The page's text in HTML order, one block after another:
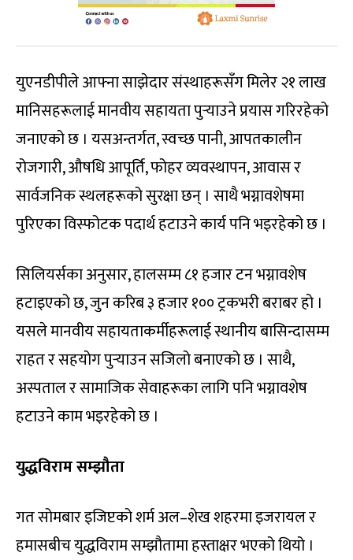
युएनडीपीले आफ्ना साझेदार संस्थाहरूसँग मिलेर २१ लाख
मानिसहरूलाई मानवीय सहायता पुर्‍याउने प्रयास गरिरहेको
जनाएको छ । यसअन्तर्गत, स्वच्छ पानी, आपतकालीन
रोजगारी, औषधि आपूर्ति, फोहर व्यवस्थापन, आवास र
सार्वजनिक स्थलहरूको सुरक्षा छन् । साथै भग्नावशेषमा
पुरिएका विस्फोटक पदार्थ हटाउने कार्य पनि भइरहेको छ ।
सिलियर्सका अनुसार, हालसम्म ८१ हजार टन भग्नावशेष
हटाइएको छ, जुन करिब ३ हजार १०० ट्रकभरी बराबर हो ।
यसले मानवीय सहायताकर्मीहरूलाई स्थानीय बासिन्दासम्म
राहत र सहयोग पुर्‍याउन सजिलो बनाएको छ । साथै,
अस्पताल र सामाजिक सेवाहरूका लागि पनि भग्नावशेष
हटाउने काम भइरहेको छ ।
युद्धविराम सम्झौता
गत सोमबार इजिप्टको शर्म अल–शेख शहरमा इजरायल र
हमासबीच युद्धविराम सम्झौतामा हस्ताक्षर भएको थियो ।